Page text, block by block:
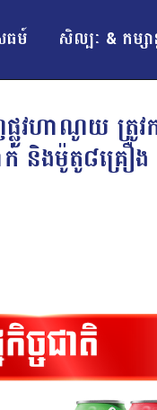
ធម៍ សិល្បៈ & កម្សា
វហាណូយ ត្រូវក
និងម៉ូតូ៨គ្រឿង